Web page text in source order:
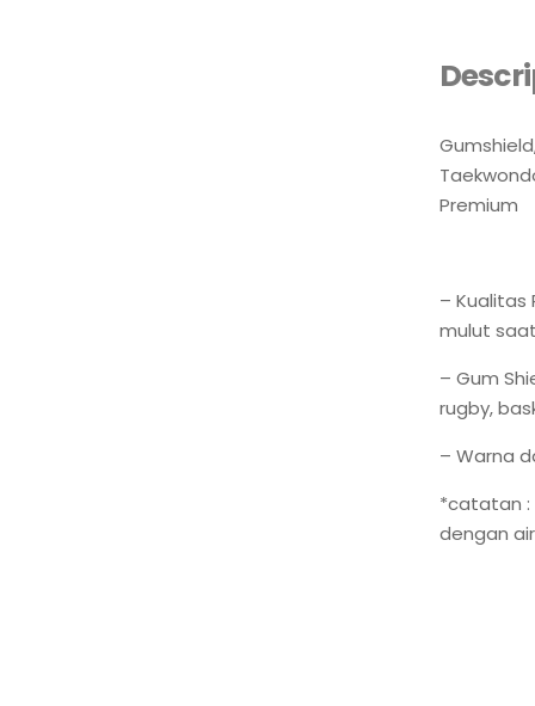
Premium
– Kualitas
mulut
– Gum
rugby,
– Warna
*catatan :
dengan